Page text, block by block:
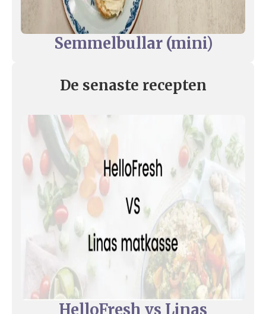
Semmelbullar (mini)
De senaste recepten
HelloFresh vs Linas